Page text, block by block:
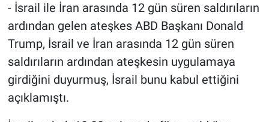
- İsrail ile İran arasında 12 gün süren saldırıların
ardından gelen ateşkes ABD Başkanı Donald
Trump, İsrail ve İran arasında 12 gün süren
saldırıların ardından ateşkesin uygulamaya
girdiğini duyurmuş, İsrail bunu kabul ettiğini
açıklamıştı.